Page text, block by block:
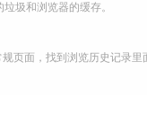
圾和浏览器的缓存。
页面，找到浏览历史记录